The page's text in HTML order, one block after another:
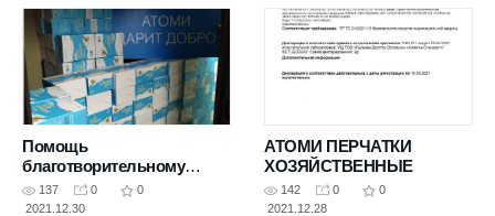
Помощь
благотворительному
фонду &"Солнечный
город&"
137 0
0
2021.12.30
АТОМИ ПЕРЧАТКИ
ХОЗЯЙСТВЕННЫЕ
142 0
0
2021.12.28